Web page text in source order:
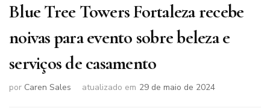
Blue Tree Towers Fortaleza recebe
noivas para evento sobre beleza e
serviços de casamento
por Caren Sales atualizado em 29 de maio de 2024